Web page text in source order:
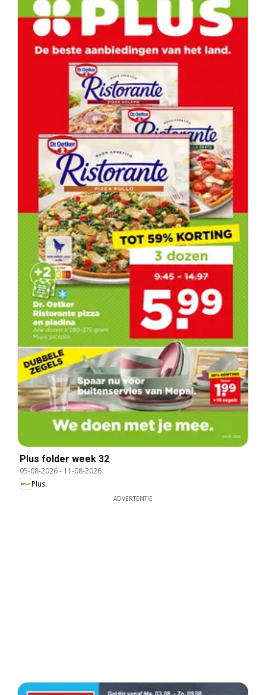
Plus folder week 32
05-08-2026- 11-08-2026
Plus
ADVERTENTIE